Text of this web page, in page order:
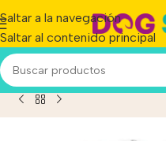
Saltar a la navegación
Saltar al contenido principal
Brakko Premium